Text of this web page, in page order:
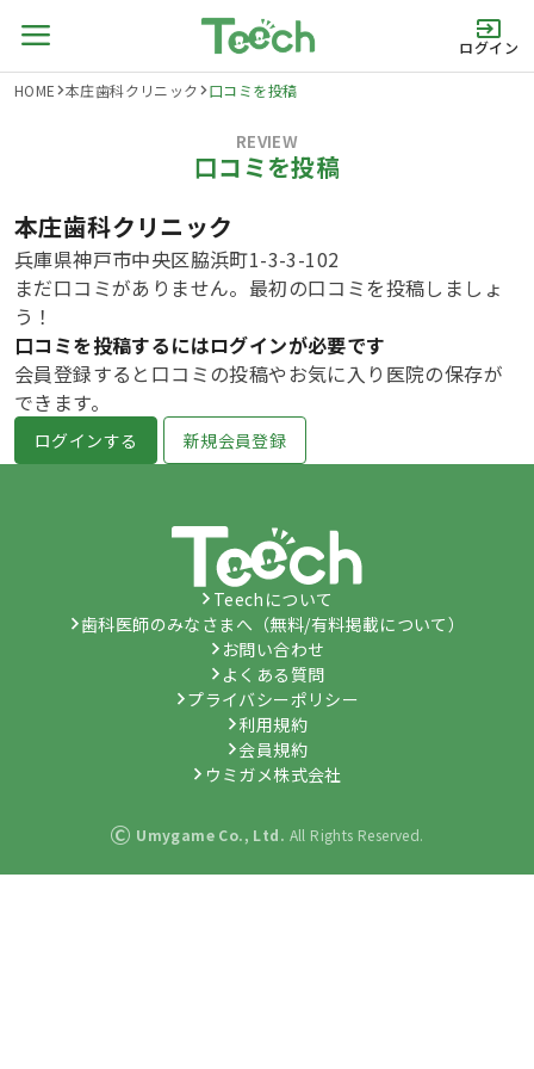
ログイン
HOME 本庄歯科クリニック 口コミを投稿
REVIEW
口コミを投稿
本庄歯科クリニック
兵庫県神戸市中央区脇浜町1-3-3-102
まだ口コミがありません。最初の口コミを投稿しましょ
う！
口コミを投稿するにはログインが必要です
会員登録すると口コミの投稿やお気に入り医院の保存が
できます。
ログインする 新規会員登録
Teechについて
歯科医師のみなさまへ（無料/有料掲載について）
お問い合わせ
よくある質問
プライバシーポリシー
利用規約
会員規約
ウミガメ株式会社
© Umygame Co., Ltd. All Rights Reserved.